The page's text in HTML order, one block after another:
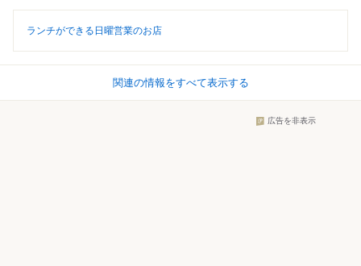
ランチができる日曜営業のお店
関連の情報をすべて表示する
広告を非表示